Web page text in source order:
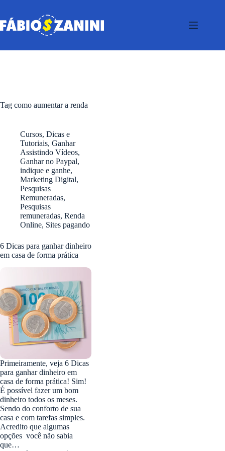
o
conteúdo
Tag como aumentar a renda
Cursos, Dicas e
Tutoriais, Ganhar
Assistindo Vídeos,
Ganhar no Paypal,
indique e ganhe,
Marketing Digital,
Pesquisas
Remuneradas,
Pesquisas
remuneradas, Renda
Online, Sites pagando
6 Dicas para ganhar dinheiro
em casa de forma prática
Primeiramente, veja 6 Dicas
para ganhar dinheiro em
casa de forma prática! Sim!
É possível fazer um bom
dinheiro todos os meses.
Sendo do conforto de sua
casa e com tarefas simples.
Acredito que algumas
opções você não sabia
que…